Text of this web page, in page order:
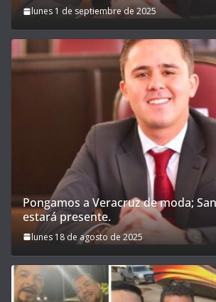
lunes 1 de septiembre de 2025
Pongamos a Veracruz de moda;
estará presente.
lunes 18 de agosto de 2025